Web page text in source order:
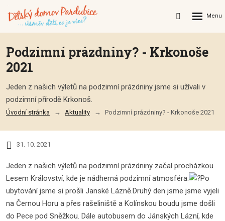
Vyhledávání
Rozbalení
Podzimní prázdniny? - Krkonoše
2021
Jeden z našich výletů na podzimní prázdniny jsme si užívali v
podzimní přírodě Krkonoš.
Úvodní stránka Aktuality Podzimní prázdniny? - Krkonoše 2021
31. 10. 2021
Jeden z našich výletů na podzimní prázdniny začal procházkou
Lesem Království, kde je nádherná podzimní atmosféra.
Po
ubytování jsme si prošli Janské Lázně.Druhý den jsme jsme vyjeli
na Černou Horu a přes rašeliniště a Kolínskou boudu jsme došli
do Pece pod Sněžkou. Dále autobusem do Jánských Lázní, kde